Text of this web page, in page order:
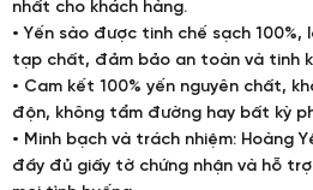
nhất cho khách hàng.
• Yến sào được tinh chế sạch
tạp chất, đảm bảo an toàn và tinh
• Cam kết 100% yến nguyên chất,
độn, không tẩm đường hay bất kỳ
• Minh bạch và trách nhiệm: Hoàng
đầy đủ giấy tờ chứng nhận và hỗ